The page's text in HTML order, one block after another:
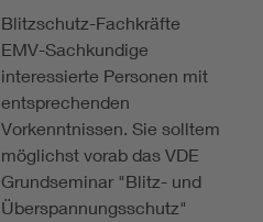
Blitzschutz-Fachkräfte
EMV-Sachkundige
interessierte Personen mit
entsprechenden
Vorkenntnissen. Sie solltem
möglichst vorab das VDE
Grundseminar "Blitz- und
Überspannungsschutz"